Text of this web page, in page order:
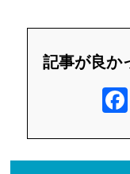
記事が良か